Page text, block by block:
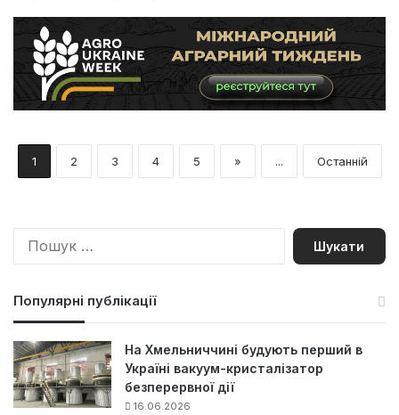
1 2 3 4 5 » ... Останній
П
Популярні публікації
На Хмельниччині будують перший в
Україні вакуум-кристалізатор
безперервної дії
16.06.2026